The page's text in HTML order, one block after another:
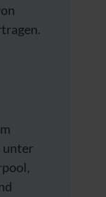
unter